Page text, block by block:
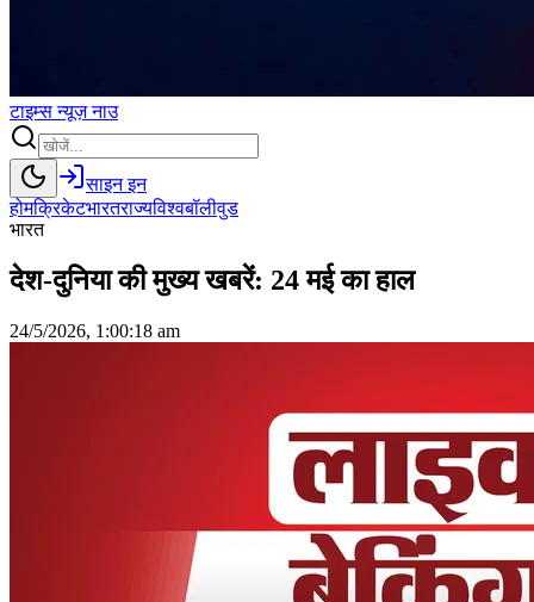
टाइम्सन्यूज़नाउ
साइन इन
होमक्रिकेटभारतराज्यविश्वबॉलीवुड
भारत
देश-दुनिया की मुख्य खबरें: 24 मई का हाल
24/5/2026, 1:00:18 am